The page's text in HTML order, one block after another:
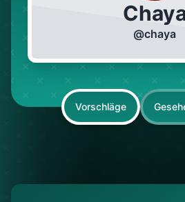
@chaya
Vorschläge